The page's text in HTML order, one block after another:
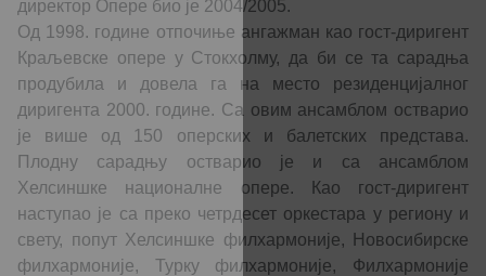
директор Опере био је 2004/2005.
Од 1998. године отпочиње ангажман као гост-диригент
Краљевске опере у Стокхолму, да би се та сарадња
продубила и довела га на место резиденцијалног
диригента 2000. године. Са овим ансамблом остварио
је више од 150 оперских и балетских представа.
Плодну сарадњу остварио је и са ансамблом
Хелсиншке националне опере. Као гост-диригент
наступао је са преко четрдесет оркестара у региону и
свету, попут Хелсиншке филхармоније, Новосибирске
филхармоније, Турку филхармоније, Филхармоније